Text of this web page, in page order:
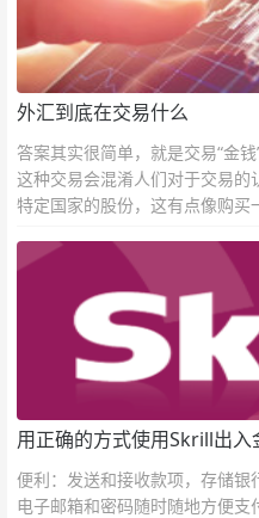
外汇到底在交易什么
答案其实很简单，就是交易“金
这种交易会混淆人们对于交易
特定国家的股份，这有点像购买
用正确的方式使用Skrill出入
便利：发送和接收款项，存储
电子邮箱和密码随时随地方便